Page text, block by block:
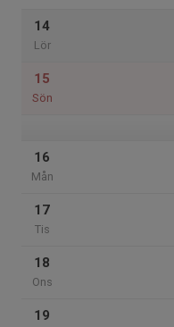
14
Lör
15
Sön
16
Mån
17
Tis
18
Ons
19